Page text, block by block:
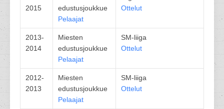
2015
edustusjoukkue
Pelaajat
Ottelut
2013-
2014
Miesten
edustusjoukkue
Pelaajat
SM-liiga
Ottelut
2012-
2013
Miesten
edustusjoukkue
Pelaajat
SM-liiga
Ottelut